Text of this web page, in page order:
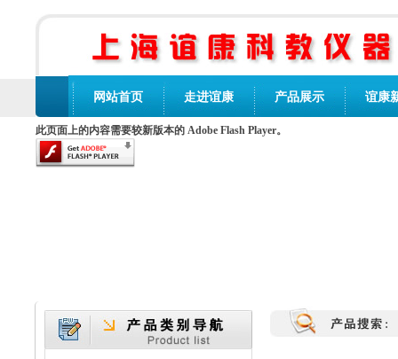
网站首页 走进谊康 产品展示 谊康
此页面上的内容需要较新版本的 Adobe Flash Player。